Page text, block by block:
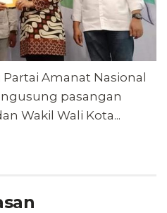
Amanat Nasional
pasangan
Wakil Wali Kota...